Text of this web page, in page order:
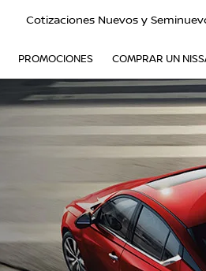
Cotizaciones Nuevos y
PROMOCIONES COMPRAR UN